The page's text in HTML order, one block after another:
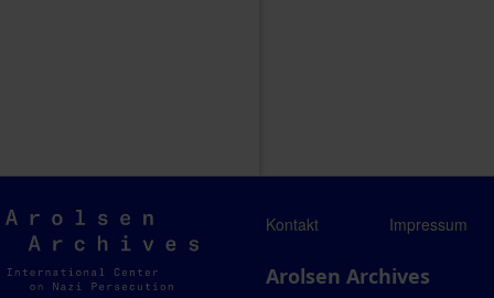
Arolsen
Archives
Kontakt Impressum
Arolsen Archives